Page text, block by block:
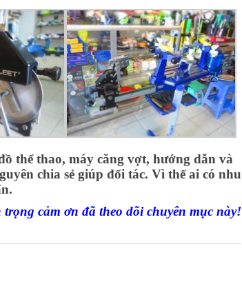
thể thao, máy căng vợt, hướng dẫn và
chia sẻ giúp đối tác. Vì thế ai có nhu
cảm ơn đã theo dõi chuyên mục này!